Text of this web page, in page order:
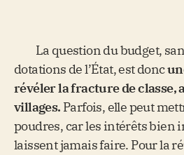
La question du budget,
dotations de l’État, est donc
révéler la fracture de classe,
villages. Parfois, elle peut
poudres, car les intérêts bien
laissent jamais faire. Pour la